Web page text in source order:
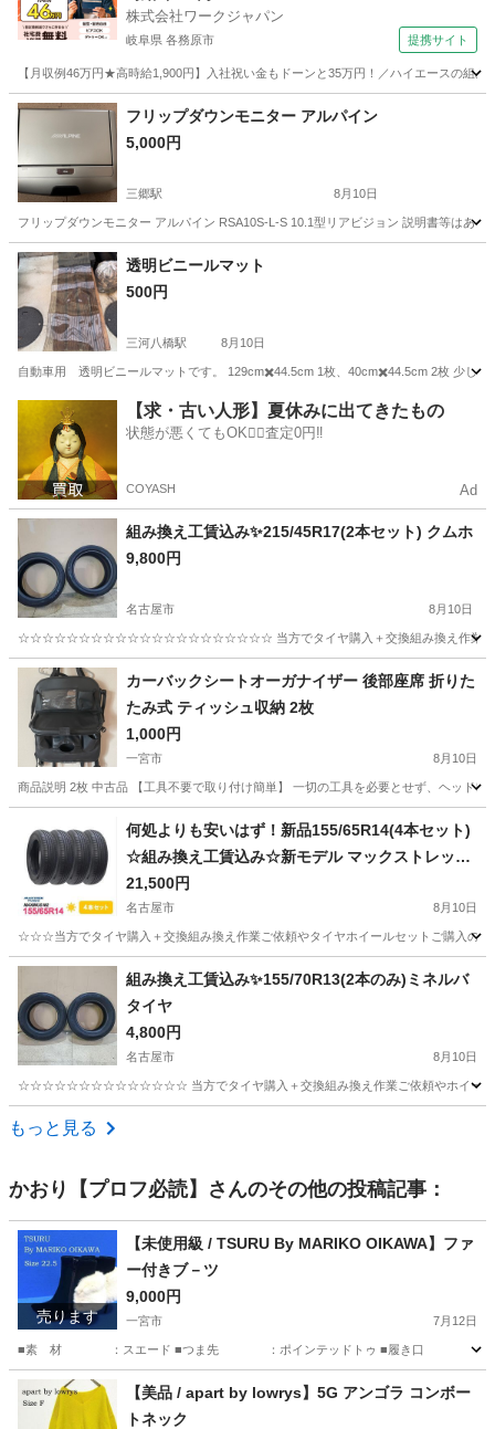
株式会社ワークジャパン
岐阜県 各務原市 提携サイト
【月収例46万円★高時給1,900円】入社祝い金もドーンと35万円！／ハイエースの組
岐阜 各務原市 その他
フリップダウンモニター アルパイン
5,000円
三郷駅 8月10日
フリップダウンモニター アルパイン RSA10S-L-S 10.1型リアビジョン 説明書等はあ
愛知 尾張旭市 三郷駅 カーナビ、テレビ
フリップダウンモニター
透明ビニールマット
500円
三河八橋駅 8月10日
自動車用 透明ビニールマットです。 129cm✖️44.5cm 1枚、40cm✖️44.5cm 2枚 少し
三河八橋駅 その他 ビニール
【求・古い人形】夏休みに出てきたもの
状態が悪くてもOK🙆‍♀️査定0円‼️
COYASH Ad
組み換え工賃込み✨215/45R17(2本セット) クムホ
9,800円
名古屋市 8月10日
☆☆☆☆☆☆☆☆☆☆☆☆☆☆☆☆☆☆☆☆☆ 当方でタイヤ購入＋交換組み換え作業ご依頼やホ
愛知 名古屋市 タイヤ、ホイール タイヤ
カーバックシートオーガナイザー 後部座席 折りた
たみ式 ティッシュ収納 2枚
1,000円
一宮市 8月10日
商品説明 2枚 中古品 【工具不要で取り付け簡単】 一切の工具を必要とせず、ヘッド
内装、インテリア 後部座席
何処よりも安いはず！新品155/65R14(4本セット)
☆組み換え工賃込み☆新モデル マックストレック
M2✨更にアフターフォローの特典が2点付き！！
⑩
21,500円
名古屋市 8月10日
☆☆☆当方でタイヤ購入＋交換組み換え作業ご依頼やタイヤホイールセットご購入の
愛知 名古屋市 タイヤ、ホイール
組み換え工賃込み✨155/70R13(2本のみ)ミネルバ
タイヤ
4,800円
名古屋市 8月10日
☆☆☆☆☆☆☆☆☆☆☆☆☆☆ 当方でタイヤ購入＋交換組み換え作業ご依頼やホイール+タイ
愛知 名古屋市
もっと見る
かおり【プロフ必読】 さんのその他の投稿記事：
売ります
【未使用級 / TSURU By MARIKO OIKAWA】ファ
ー付きブ－ツ
9,000円
一宮市 7月12日
■素 材 ：スエード ■つま先 ：ポインテッドトゥ ■履き口 ：ジップ
愛知 一宮市 靴
【美品 / apart by lowrys】5G アンゴラ コンボー
トネック